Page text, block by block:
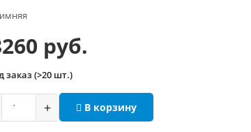
руб.
заказ (>20 шт.)
+ В корзину